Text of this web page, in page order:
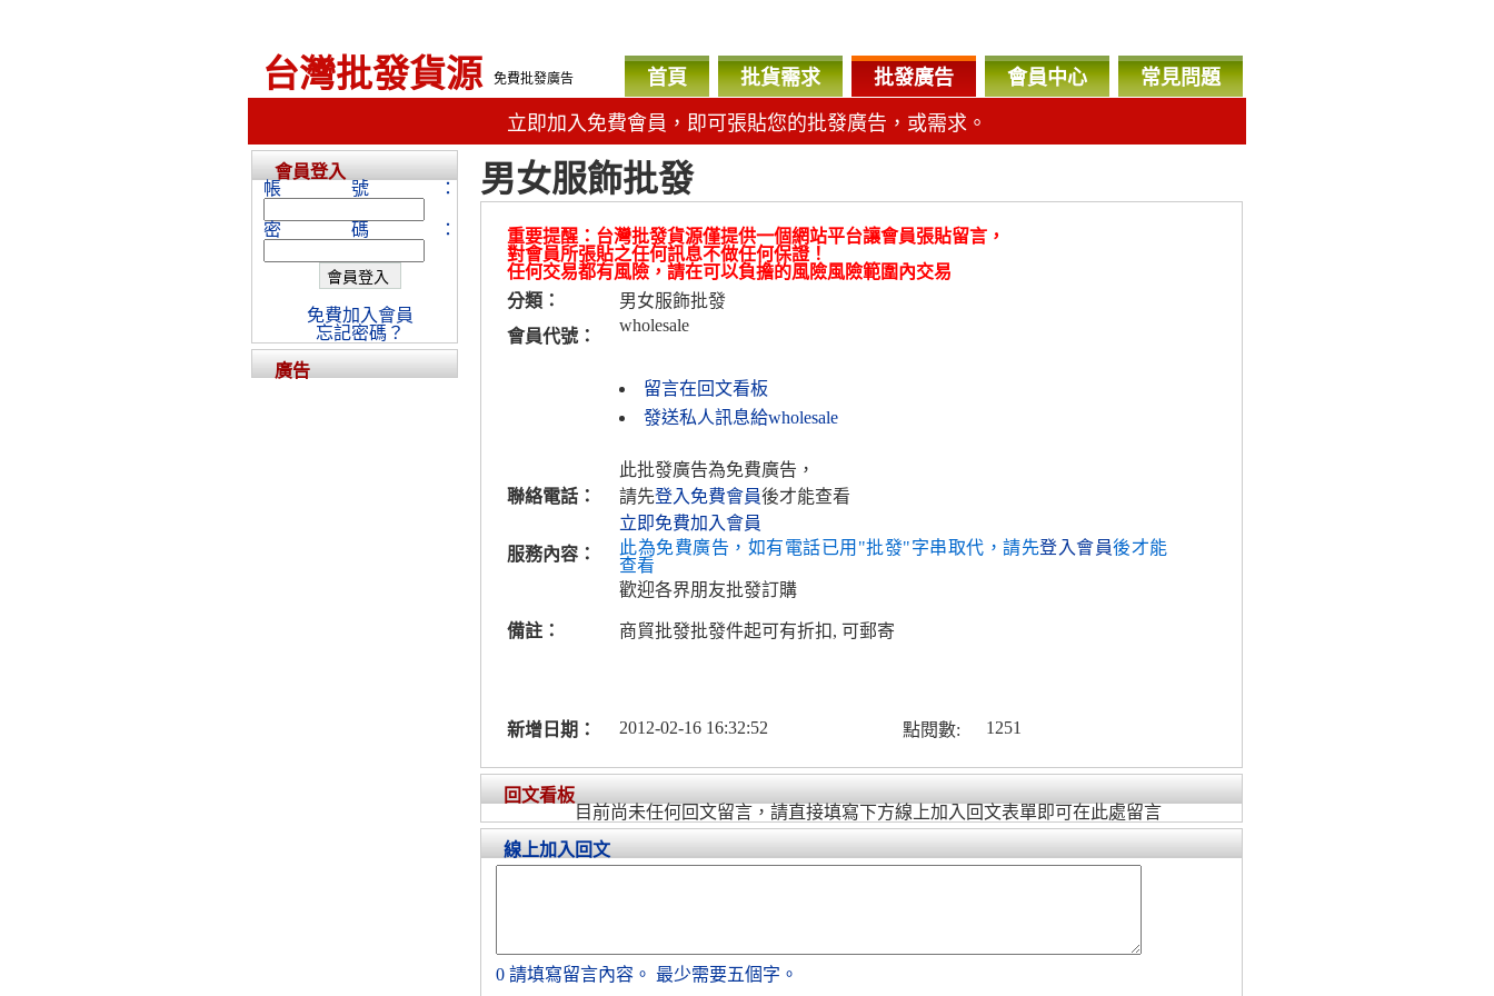
台灣批發貨源 免費批發廣告 首頁 批貨需求 批發廣告 會員中心 常見問題
立即加入免費會員，即可張貼您的批發廣告，或需求。
男女服飾批發
重要提醒：台灣批發貨源僅提供一個網站平台讓會員張貼留言，
對會員所張貼之任何訊息不做任何保證！
任何交易都有風險，請在可以負擔的風險風險範圍內交易
分類：
男女服飾批發
會員代號：
wholesale
留言在回文看板
發送私人訊息給wholesale
聯絡電話：
此批發廣告為免費廣告，
請先登入免費會員後才能查看
立即免費加入會員
服務內容：
此為免費廣告，如有電話已用"批發"字串取代，請先登入會員後才能
查看
歡迎各界朋友批發訂購
備註： 商貿批發批發件起可有折扣, 可郵寄
新增日期： 2012-02-16 16:32:52 點閱數: 1251
回文看板
目前尚未任何回文留言，請直接填寫下方線上加入回文表單即可在此處留言
線上加入回文
0 請填寫留言內容。 最少需要五個字。
會員登入
帳號：
密碼：
免費加入會員
忘記密碼？
廣告